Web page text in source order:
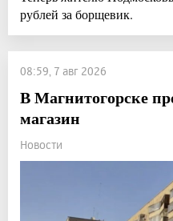
рублей за борщевик.
08:59, 7 авг 2026
В Магнитогорске
магазин
Новости